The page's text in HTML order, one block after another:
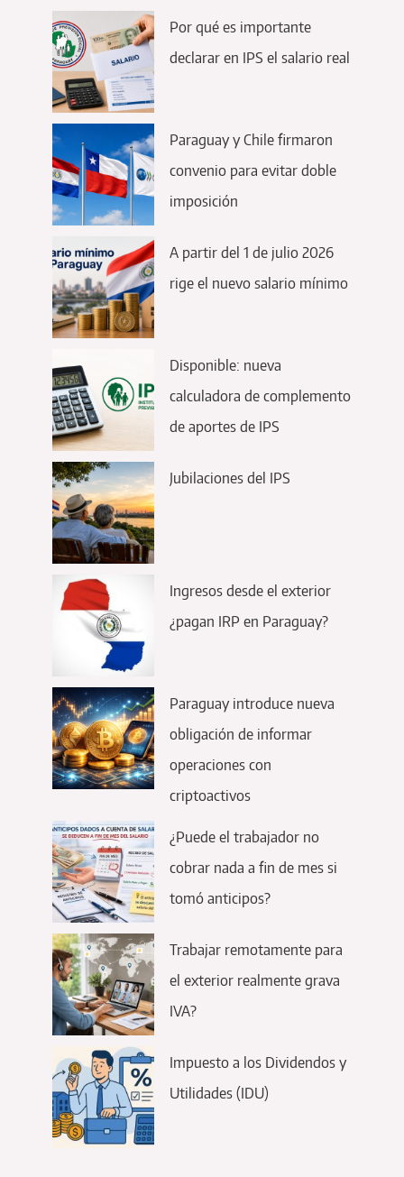
Por qué es importante
declarar en IPS el salario real
Paraguay y Chile firmaron
convenio para evitar doble
imposición
A partir del 1 de julio 2026
rige el nuevo salario mínimo
Disponible: nueva
calculadora de complemento
de aportes de IPS
Jubilaciones del IPS
Ingresos desde el exterior
¿pagan IRP en Paraguay?
Paraguay introduce nueva
obligación de informar
operaciones con
criptoactivos
¿Puede el trabajador no
cobrar nada a fin de mes si
tomó anticipos?
Trabajar remotamente para
el exterior realmente grava
IVA?
Impuesto a los Dividendos y
Utilidades (IDU)